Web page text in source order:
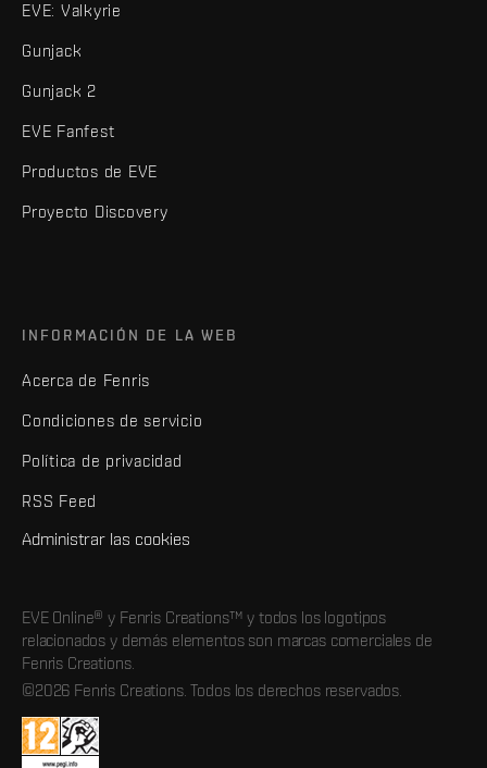
EVE: Valkyrie
Gunjack
Gunjack 2
EVE Fanfest
Productos de EVE
Proyecto Discovery
INFORMACIÓN DE LA WEB
Acerca de Fenris
Condiciones de servicio
Política de privacidad
RSS Feed
Administrar las cookies
EVE Online® y Fenris Creations™ y todos los logotipos
relacionados y demás elementos son marcas comerciales de
Fenris Creations.
©2026 Fenris Creations. Todos los derechos reservados.